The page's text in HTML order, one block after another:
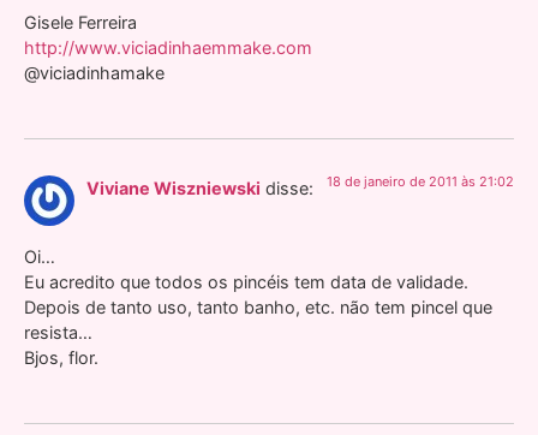
Gisele Ferreira
http://www.viciadinhaemmake.com
@viciadinhamake
Viviane Wiszniewski disse: 18 de janeiro de 2011 às 21:02
Oi…
Eu acredito que todos os pincéis tem data de validade.
Depois de tanto uso, tanto banho, etc. não tem pincel que
resista…
Bjos, flor.